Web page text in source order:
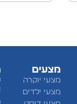
מצעים
מצעי יוקרה
מצעי ילדים